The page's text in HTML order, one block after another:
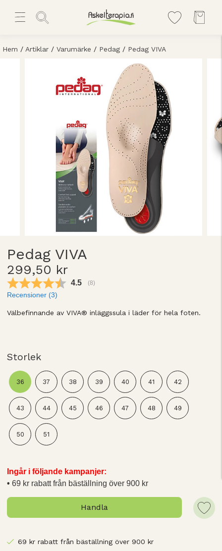
Hem / Artiklar / Varumärke / Pedag / Pedag VIVA
Pedag VIVA
299,50 kr
Snittbetyg:
4.5 (röster:
8)
Recensioner (3)
Välbefinnande av VIVA® inläggssula i läder för hela foten.
Storlek
36 37 38 39 40 41 42
43 44 45 46 47 48 49
50 51
Ingår i följande kampanjer:
69 kr rabatt från bäställning över 900 kr
Handla
69 kr rabatt från bäställning över 900 kr